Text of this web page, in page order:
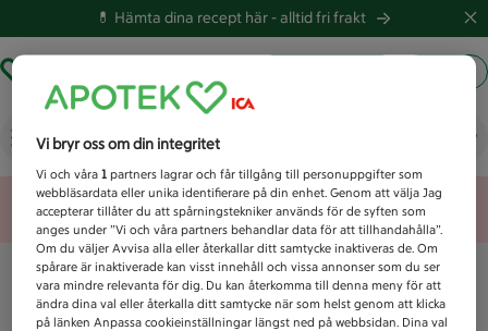
💊 Hämta dina recept här -alltid fri frakt
Vad letar du efter idag?
Unknown error
Vi bryr oss om din integritet
Vi och våra1 partners lagrar och får tillgång till personuppgifter som
webbläsardata eller unika identifierare på din enhet. Genom att välja Jag
accepterar tillåter du att spårningstekniker används för de syften som
anges under ”Vi och våra partners behandlar data för att tillhandahålla”.
Om du väljer Avvisa alla eller återkallar ditt samtycke inaktiveras de. Om
spårare är inaktiverade kan visst innehåll och vissa annonser som du ser
vara mindre relevanta för dig. Du kan återkomma till denna meny för att
ändra dina val eller återkalla ditt samtycke när som helst genom att klicka
på länken Anpassa cookieinställningar längst ned på webbsidan. Dina val